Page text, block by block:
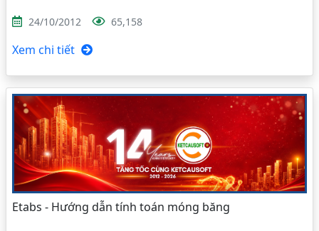
24/10/2012 65,158
Xem chi tiết
Etabs - Hướng dẫn tính toán móng băng